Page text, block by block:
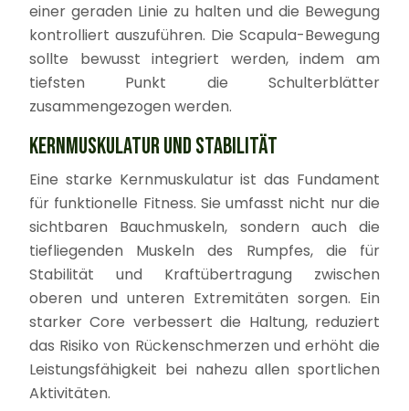
einer geraden Linie zu halten und die Bewegung
kontrolliert auszuführen. Die Scapula-Bewegung
sollte bewusst integriert werden, indem am
tiefsten Punkt die Schulterblätter
zusammengezogen werden.
KERNMUSKULATUR UND STABILITÄT
Eine starke Kernmuskulatur ist das Fundament
für funktionelle Fitness. Sie umfasst nicht nur die
sichtbaren Bauchmuskeln, sondern auch die
tiefliegenden Muskeln des Rumpfes, die für
Stabilität und Kraftübertragung zwischen
oberen und unteren Extremitäten sorgen. Ein
starker Core verbessert die Haltung, reduziert
das Risiko von Rückenschmerzen und erhöht die
Leistungsfähigkeit bei nahezu allen sportlichen
Aktivitäten.